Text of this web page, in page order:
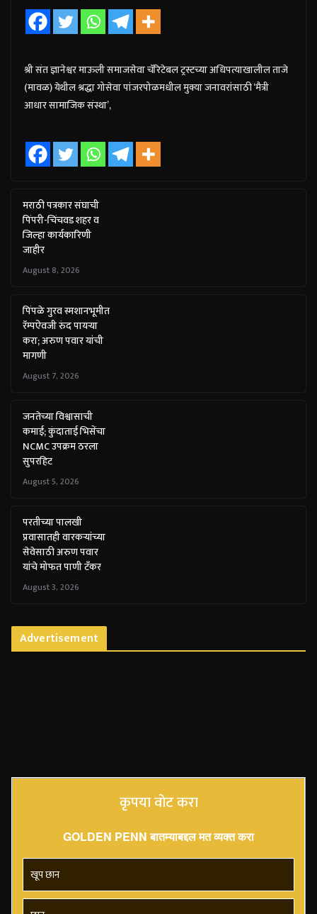
श्री संत ज्ञानेश्वर माऊली समाजसेवा चॅरिटेबल ट्रस्टच्या अधिपत्याखालील ताजे
(मावळ) येथील श्रद्धा गोसेवा पांजरपोळमधील मुक्या जनावरांसाठी ‘मैत्री
आधार सामाजिक संस्था’,
मराठी पत्रकार संघाची
पिंपरी-चिंचवड शहर व
जिल्हा कार्यकारिणी
जाहीर
August 8, 2026
पिंपळे गुरव स्मशानभूमीत
रॅम्पऐवजी रुंद पायऱ्या
करा; अरुण पवार यांची
मागणी
August 7, 2026
जनतेच्या विश्वासाची
कमाई; कुंदाताई भिसेंचा
NCMC उपक्रम ठरला
सुपरहिट
August 5, 2026
परतीच्या पालखी
प्रवासातही वारकऱ्यांच्या
सेवेसाठी अरुण पवार
यांचे मोफत पाणी टँकर
August 3, 2026
Advertisement
कृपया वोट करा
GOLDEN PENN बातम्याबद्दल मत व्यक्त करा
खूप छान